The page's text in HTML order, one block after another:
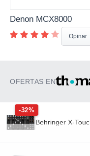
Denon MCX8000
Opinar
OFERTAS EN
-32%
Behringer X-